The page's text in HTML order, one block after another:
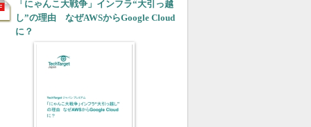
「にゃんこ大戦争」インフラ“大引っ越
し”の理由 なぜAWSからGoogle Cloud
に？